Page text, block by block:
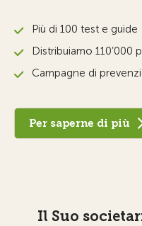
Più di 100 test e guide
Distribuiamo 110’000
Campagne di
Per saperne di più
Il Suo